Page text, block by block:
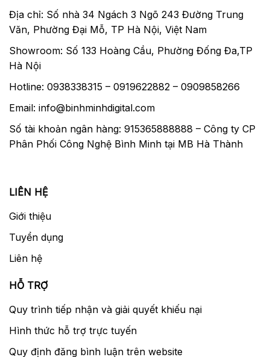
Địa chỉ: Số nhà 34 Ngách 3 Ngõ 243 Đường Trung
Văn, Phường Đại Mỗ, TP Hà Nội, Việt Nam
Showroom: Số 133 Hoàng Cầu, Phường Đống Đa,TP
Hà Nội
Hotline: 0938338315 – 0919622882 – 0909858266
Email: info@binhminhdigital.com
Số tài khoản ngân hàng: 915365888888 – Công ty CP
Phân Phối Công Nghệ Bình Minh tại MB Hà Thành
LIÊN HỆ
Giới thiệu
Tuyển dụng
Liên hệ
HỖ TRỢ
Quy trình tiếp nhận và giải quyết khiếu nại
Hình thức hỗ trợ trực tuyến
Quy định đăng bình luận trên website